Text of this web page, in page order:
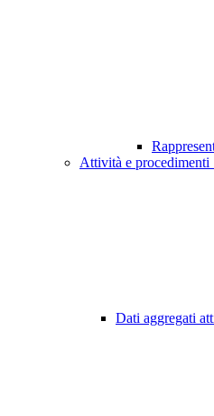
Attività e procedimenti
Dati aggregati